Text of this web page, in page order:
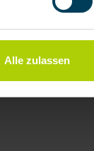
Alle zulassen